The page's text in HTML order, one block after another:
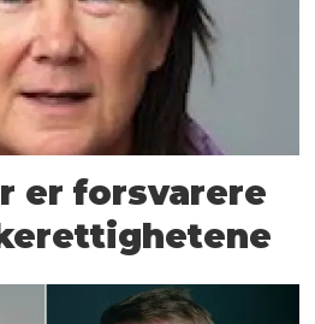
er forsvarere